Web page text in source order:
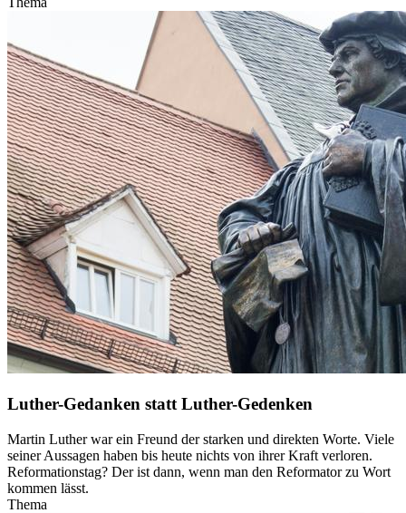
Luther-Gedanken statt Luther-Gedenken
Martin Luther war ein Freund der starken und direkten Worte. Viele
seiner Aussagen haben bis heute nichts von ihrer Kraft verloren.
Reformationstag? Der ist dann, wenn man den Reformator zu Wort
kommen lässt.
Thema